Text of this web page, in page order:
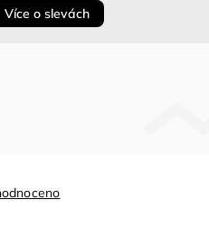
Více o slevách